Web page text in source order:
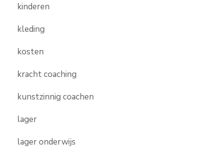
kinderen
kleding
kosten
kracht coaching
kunstzinnig coachen
lager
lager onderwijs